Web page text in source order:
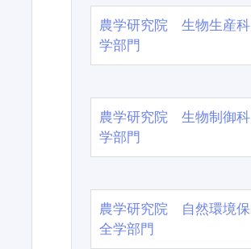
農学研究院 生物生産科
学部門
農学研究院 生物制御科
学部門
農学研究院 自然環境保
全学部門